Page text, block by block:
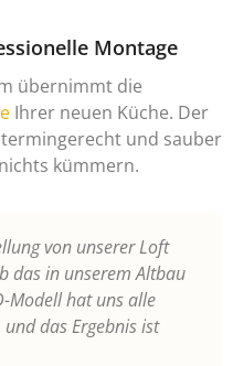
Montage
übernimmt die
Ihrer neuen Küche. Der
und sauber
kümmern.
von unserer Loft
das in unserem Altbau
Modell hat uns alle
das Ergebnis ist